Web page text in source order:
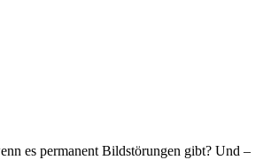
es permanent Bildstörungen gibt? Und –